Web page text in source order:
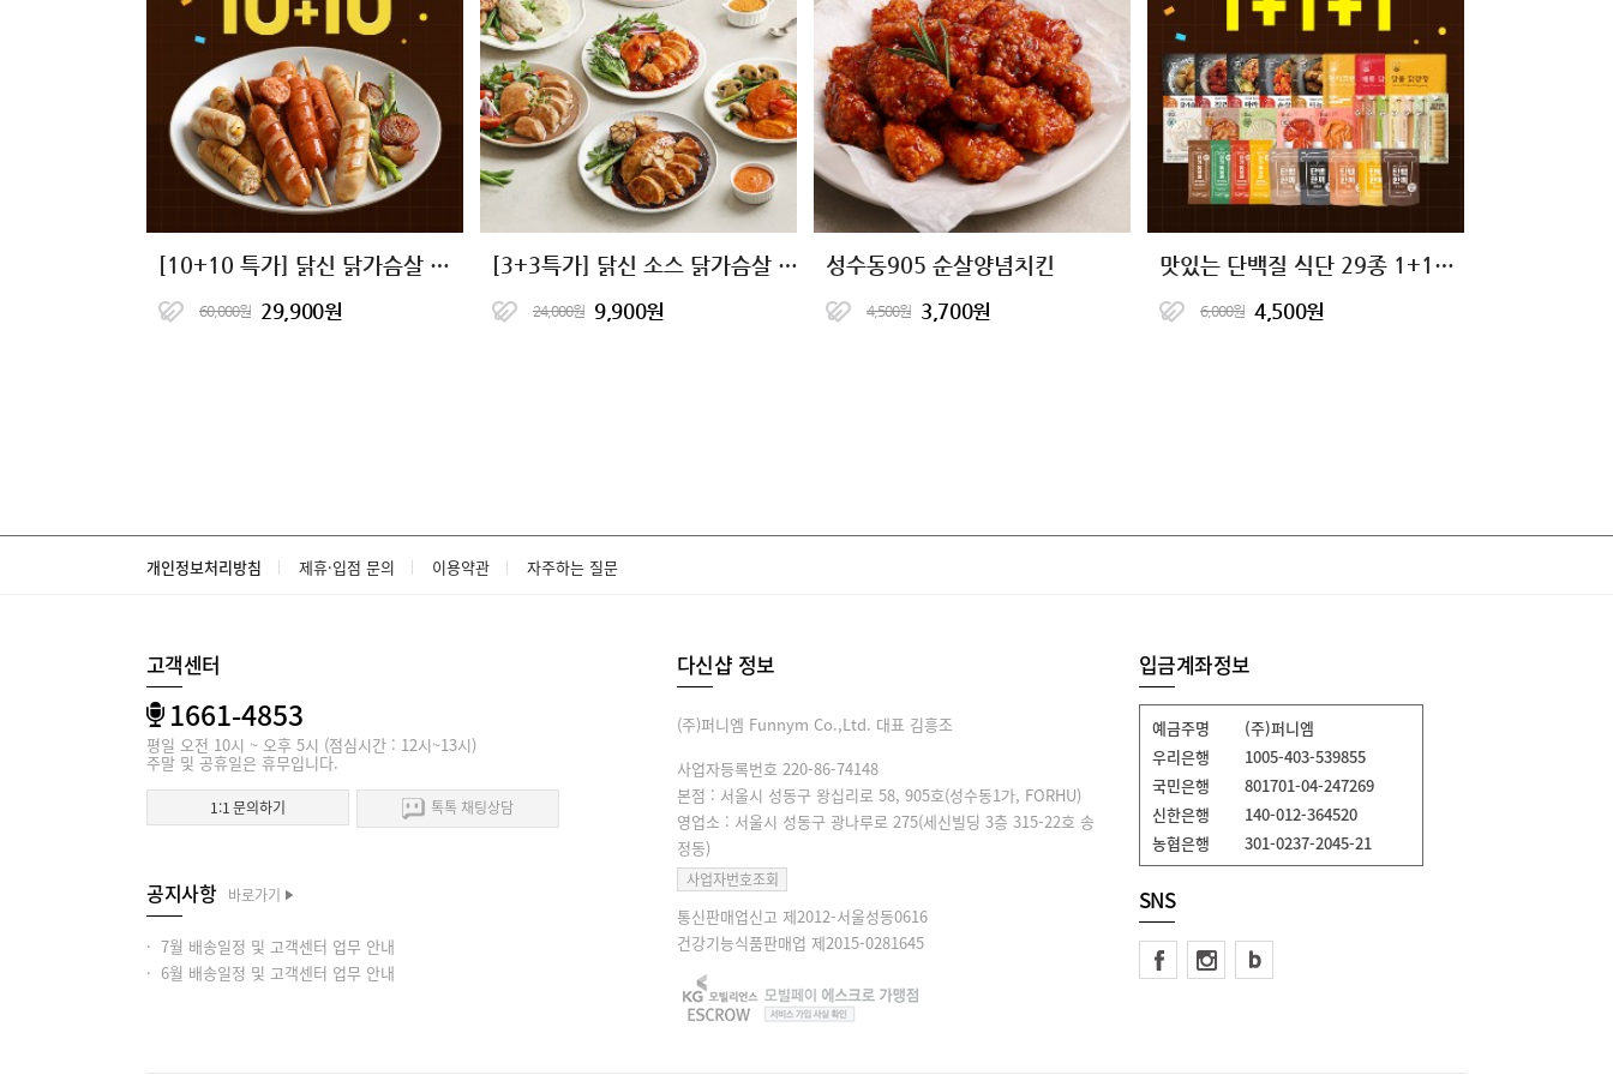
[10+10 특가] 닭신 닭가슴살 소시지 6종 골라담기
60,000원 29,900원
[3+3특가] 닭신 소스 닭가슴살 6종
24,000원 9,900원
성수동905 순살양념치킨
4,500원 3,700원
맛있는 단백질 식단 29종 1+1+1 골라담기
6,000원 4,500원
개인정보처리방침 제휴·입점 문의 이용약관 자주하는 질문
고객센터
1661-4853
평일 오전 10시 ~ 오후 5시 (점심시간 : 12시~13시)
주말 및 공휴일은 휴무입니다.
1:1 문의하기 톡톡 채팅상담
공지사항 바로가기
· 7월 배송일정 및 고객센터 업무 안내
· 6월 배송일정 및 고객센터 업무 안내
다신샵 정보
(주)퍼니엠 Funnym Co.,Ltd. 대표 김흥조
사업자등록번호 220-86-74148
본점 : 서울시 성동구 왕십리로 58, 905호(성수동1가, FORHU)
영업소 : 서울시 성동구 광나루로 275(세신빌딩 3층 315-22호 송
정동)
사업자번호조회
통신판매업신고 제2012-서울성동0616
건강기능식품판매업 제2015-0281645
입금계좌정보
예금주명
(주)퍼니엠
우리은행
1005-403-539855
국민은행
801701-04-247269
신한은행
140-012-364520
농협은행
301-0237-2045-21
SNS